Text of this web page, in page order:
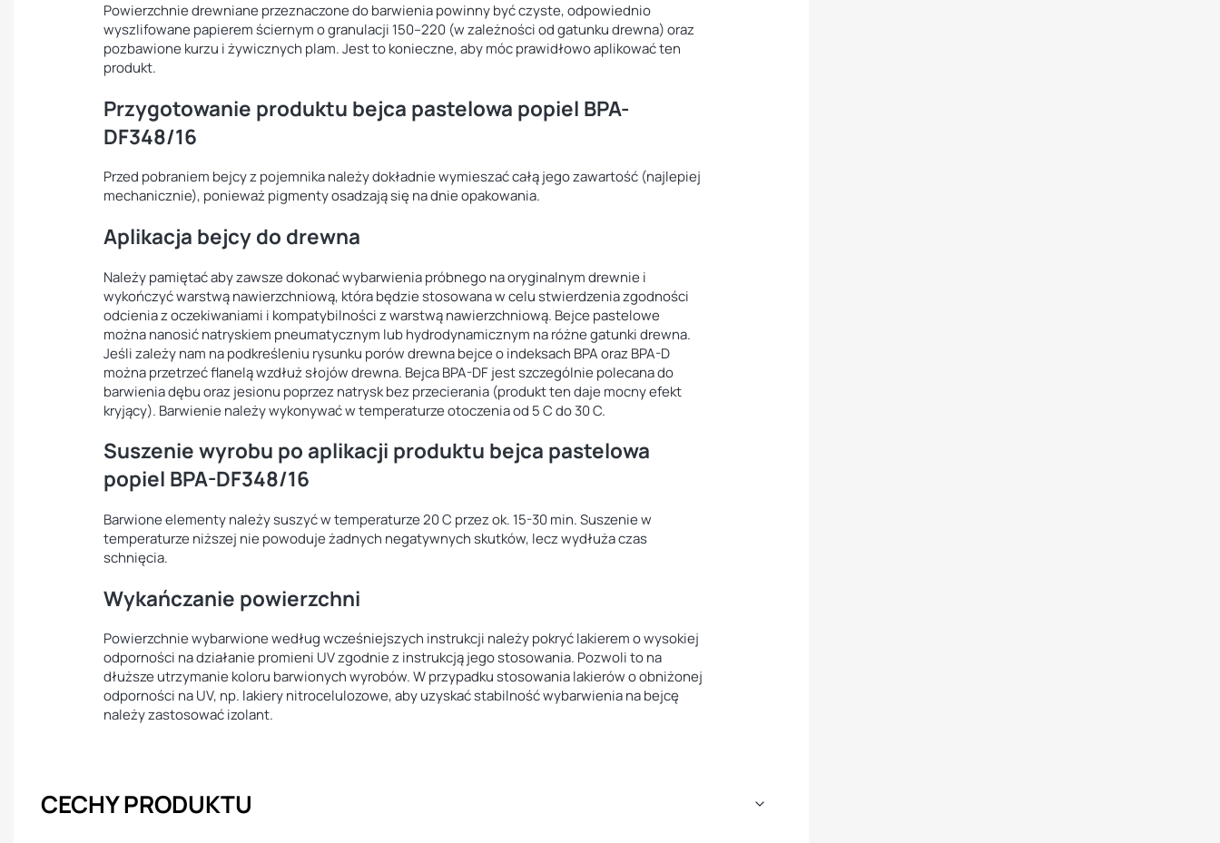
Powierzchnie drewniane przeznaczone do barwienia powinny być czyste, odpowiednio
wyszlifowane papierem ściernym o granulacji 150–220 (w zależności od gatunku drewna) oraz
pozbawione kurzu i żywicznych plam. Jest to konieczne, aby móc prawidłowo aplikować ten
produkt.
Przygotowanie produktu bejca pastelowa popiel BPA-
DF348/16
Przed pobraniem bejcy z pojemnika należy dokładnie wymieszać całą jego zawartość (najlepiej
mechanicznie), ponieważ pigmenty osadzają się na dnie opakowania.
Aplikacja bejcy do drewna
Należy pamiętać aby zawsze dokonać wybarwienia próbnego na oryginalnym drewnie i
wykończyć warstwą nawierzchniową, która będzie stosowana w celu stwierdzenia zgodności
odcienia z oczekiwaniami i kompatybilności z warstwą nawierzchniową. Bejce pastelowe
można nanosić natryskiem pneumatycznym lub hydrodynamicznym na różne gatunki drewna.
Jeśli zależy nam na podkreśleniu rysunku porów drewna bejce o indeksach BPA oraz BPA-D
można przetrzeć flanelą wzdłuż słojów drewna. Bejca BPA-DF jest szczególnie polecana do
barwienia dębu oraz jesionu poprzez natrysk bez przecierania (produkt ten daje mocny efekt
kryjący). Barwienie należy wykonywać w temperaturze otoczenia od 5 C do 30 C.
Suszenie wyrobu po aplikacji produktu bejca pastelowa
popiel BPA-DF348/16
Barwione elementy należy suszyć w temperaturze 20 C przez ok. 15-30 min. Suszenie w
temperaturze niższej nie powoduje żadnych negatywnych skutków, lecz wydłuża czas
schnięcia.
Wykańczanie powierzchni
Powierzchnie wybarwione według wcześniejszych instrukcji należy pokryć lakierem o wysokiej
odporności na działanie promieni UV zgodnie z instrukcją jego stosowania. Pozwoli to na
dłuższe utrzymanie koloru barwionych wyrobów. W przypadku stosowania lakierów o obniżonej
odporności na UV, np. lakiery nitrocelulozowe, aby uzyskać stabilność wybarwienia na bejcę
należy zastosować izolant.
CECHY PRODUKTU